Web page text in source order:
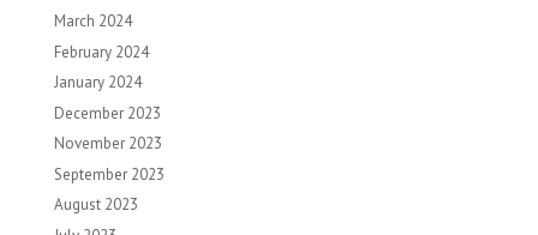
March 2024
February 2024
January 2024
December 2023
November 2023
September 2023
August 2023